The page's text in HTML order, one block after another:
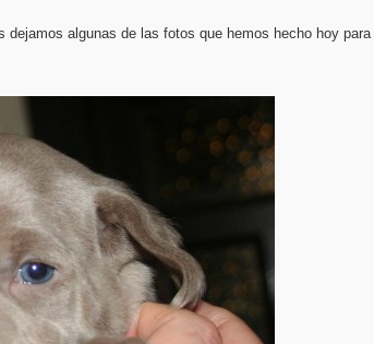
algunas de las fotos que hemos hecho hoy para